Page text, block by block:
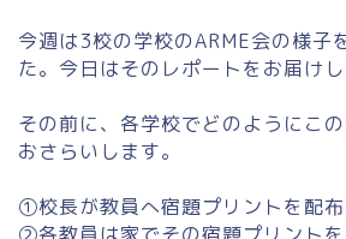
今週は3校の学校のARME会の様子
た。今日はそのレポートをお届けし
その前に、各学校でどのようにこ
おさらいします。
①校長が教員へ宿題プリントを配布